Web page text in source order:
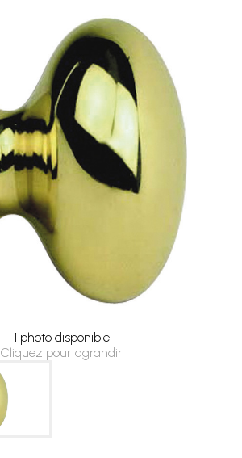
1 photo disponible
Cliquez pour agrandir